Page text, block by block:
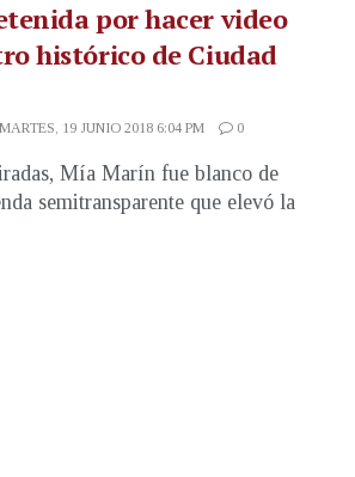
por hacer video
histórico de Ciudad
19 JUNIO 2018 6:04 PM 0
Mía Marín fue blanco de
semitransparente que elevó la